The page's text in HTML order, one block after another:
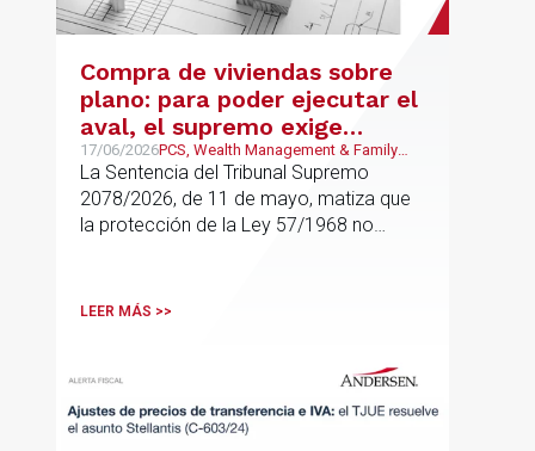
Compra de viviendas sobre
plano: para poder ejecutar el
aval, el supremo exige
adquisición para uso propio
residencial
17/06/2026PCS, Wealth Management & Family
Business, German Desk Empresas
La Sentencia del Tribunal Supremo
2078/2026, de 11 de mayo, matiza que
la protección de la Ley 57/1968 no
domicilio o residencia personal
LEER MÁS >>